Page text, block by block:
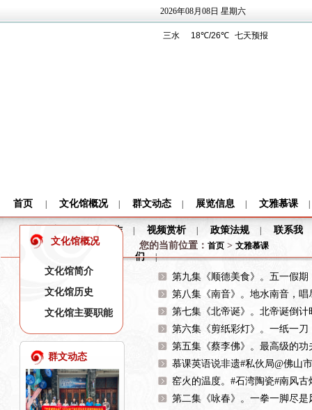
2026年08月08日 星期六
首页 文化馆概况 群文动态 展览信息 文雅慕课
文艺创作 视频赏析 政策法规 联系我
们 |
文化馆概况 您的当前位置： 首页 > 文雅慕课
文化馆简介
文化馆历史
文化馆主要职能
群文动态
第九集《顺德美食》。五一假
第八集《南音》。地水南音，
第七集《北帝诞》。北帝诞倒
第六集《剪纸彩灯》。一纸一
第五集《蔡李佛》。最高级的
慕课英语说非遗#私伙局@佛山
窑火的温度。#石湾陶瓷#南风
第二集《咏春》。一拳一脚尽